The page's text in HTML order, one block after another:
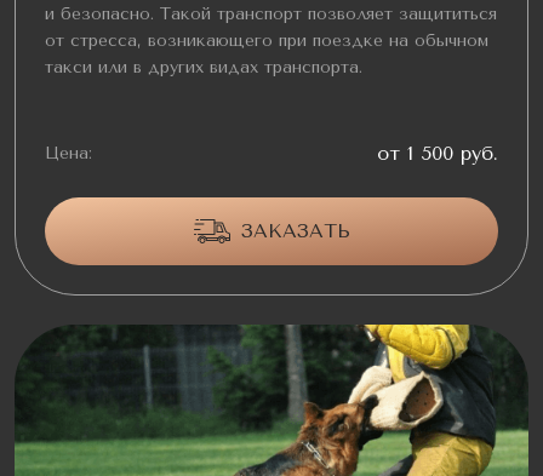
и безопасно. Такой транспорт позволяет защититься
от стресса, возникающего при поездке на обычном
такси или в других видах транспорта.
Цена: от 1 500 руб.
ЗАКАЗАТЬ